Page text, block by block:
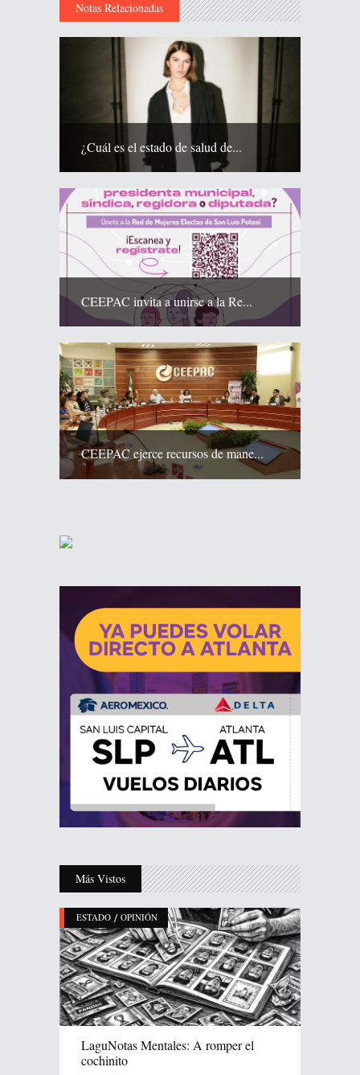
Notas Relacionadas
¿Cuál es el estado de salud de...
CEEPAC invita a unirse a la Re...
CEEPAC ejerce recursos de mane...
Más Vistos
ESTADO / OPINIÓN
LaguNotas Mentales: A romper el
cochinito